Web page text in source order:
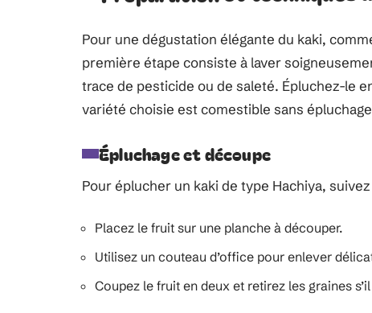
Pour une dégustation élégante du kaki,
première étape consiste à laver
trace de pesticide ou de saleté. Épluchez-le
variété choisie est comestible sans
Épluchage et découpe
Pour éplucher un kaki de type Hachiya,
Placez le fruit sur une planche à découper.
Utilisez un couteau d’office pour enlever
Coupez le fruit en deux et retirez les graines